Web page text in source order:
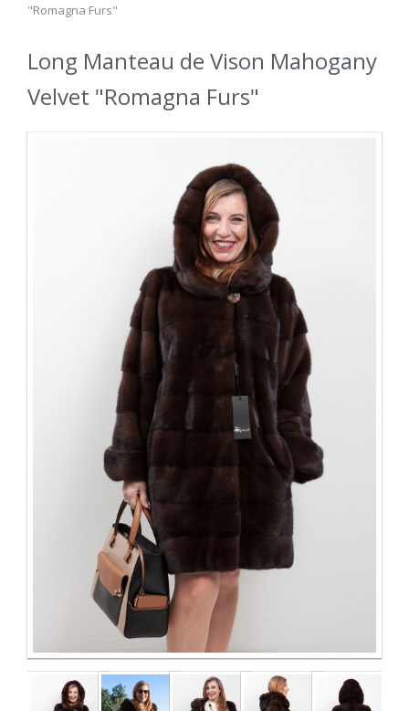
"Romagna Furs"
Long Manteau de Vison Mahogany
Velvet "Romagna Furs"